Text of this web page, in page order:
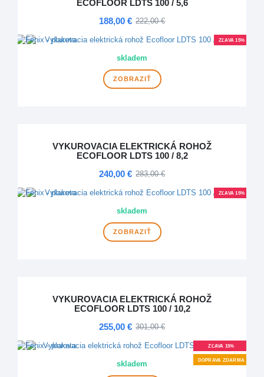
ECOFLOOR LDTS 100 / 5,6
188,00 € 222,00 €
ZĽAVA 15%
skladem
ZOBRAZIŤ
VYKUROVACIA ELEKTRICKÁ ROHOŽ
ECOFLOOR LDTS 100 / 8,2
240,00 € 283,00 €
ZĽAVA 15%
skladem
ZOBRAZIŤ
VYKUROVACIA ELEKTRICKÁ ROHOŽ
ECOFLOOR LDTS 100 / 10,2
255,00 € 301,00 €
ZĽAVA 15%
DOPRAVA ZDARMA
skladem